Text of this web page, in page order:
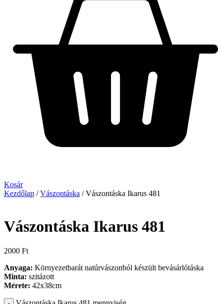
Kosár
Kezdőlap /Vászontáska / Vászontáska Ikarus 481
Vászontáska Ikarus 481
2000 Ft
Anyaga: Környezetbarát natúrvászonból készült bevásárlótáska
Minta: szitázott
Mérete: 42x38cm